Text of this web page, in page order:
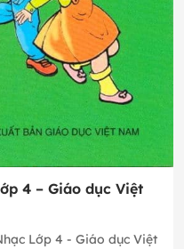
4 – Giáo dục Việt
Lớp 4 - Giáo dục Việt